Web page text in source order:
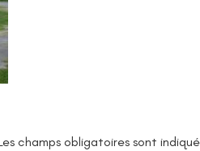
champs obligatoires sont